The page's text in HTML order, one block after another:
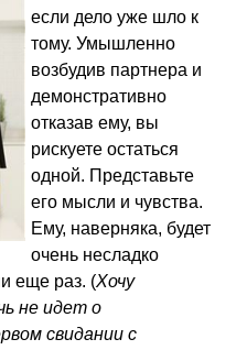
если дело уже шло к
тому. Умышленно
возбудив партнера и
демонстративно
отказав ему, вы
рискуете остаться
одной. Представьте
его мысли и чувства.
Ему, наверняка, будет
очень несладко
еще раз. (Хочу
не идет о
свидании с